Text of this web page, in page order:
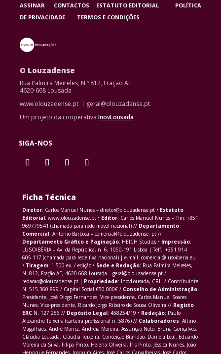
ASSINAR CONTACTOS ESTATUTO EDITORIAL POLÍTICA
DE PRIVACIDADE TERMOS E CONDIÇÕES
O Louzadense
Rua Palmira Meireles, N.º 812, Fração AE
4620-668 Lousada
www.olouzadense.pt | geral@olouzadense.pt
Um projeto da cooperativa InovLousada
SIGA-NOS
Ficha Técnica
Diretor: Carlos Manuel Nunes – diretor@olouzadense.pt • Estatuto
Editorial: www.olouzadense.pt • Editor: Carlos Manuel Nunes – Tlm. +351
969779541 (chamada para rede móvel nacional) // Departamento
Comercial: António Barbosa – comercial@olouzadense. pt //
Departamento Gráfico e Paginação: HEICH Studios • Impressão:
LUSOIBÉRIA – Av. da República, n. 6, 1050-191 Lisboa | Telf.: +351 914
605 117 (chamada para rede fixa nacional) | e-mail: comercial@lusoiberia.eu
• Tiragem: 1 500 ex. / edição • Sede e Redação: Rua Palmira Meireles,
N. 812, Fração AE, 4620-668 Lousada – geral@olouzadense.pt /
redacao@olouzadense.pt | Propriedade: InovLousada, CRL. / Contribuinte
N. 515 360 899 / Capital Social €50.000€ / Conselho de Administração:
Presidente, José Diogo Fernandes; Vice-presidente, Carlos Manuel Soares
Nunes; Vice-presidente, Ricardo Jorge Ribeiro de Sousa Oliveira // Registo
ERCN. 127 256 // Depósito Legal: 458254/19 • Redação: Paulo
Alexandre Teixeira (carteira profissional n. 5876) // Colaboradores: Altino
Magalhães, André Moniz, Andreia Moreira, Assunção Neto, Bruna Gonçalves,
Cláudia Lousada, Cláudia Teixeira, Conceição Brandão, Daniela Leal, Eduardo
Moreira da Silva, Filipa Pinto, Helena Oliveira, Íris Pinto, Jéssica Nunes, João
Henrique Fernandes, Joaquim Aires, José Carlos Carvalheiras, José Carlos